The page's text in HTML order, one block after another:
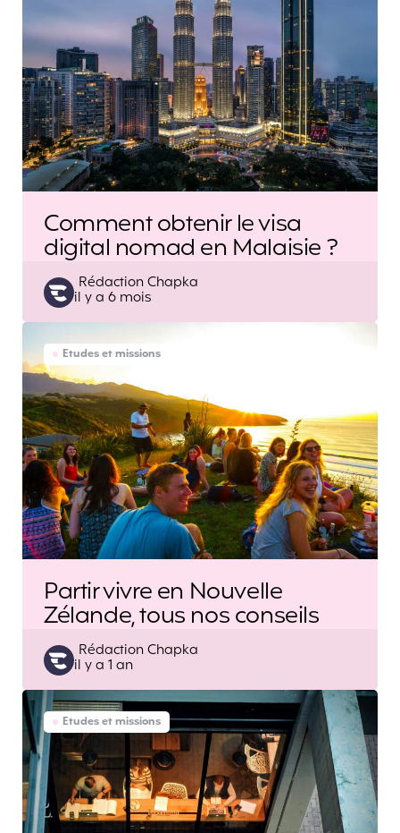
Comment obtenir le visa
digital nomad en Malaisie ?
Posted
by
Rédaction Chapka
il y a 6 mois
Etudes et missions
Partir vivre en Nouvelle
Zélande, tous nos conseils
Posted
by
Rédaction Chapka
il y a 1 an
Etudes et missions